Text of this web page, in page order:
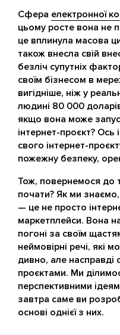
Сфера електронної
цьому росте вона не
це вплинула масова
також внесла свій
безліч супутніх
своїм бізнесом в
вигідніше, ніж у
людині 80 000
якщо вона може
інтернет-проєкт? Ось
свого інтернет-
пожежну безпеку,
Тож, повернемося до
почати? Як ми
— це не просто
маркетплейси. Вона
погоні за своїм
неймовірні речі, які
дивно, але насправді
проєктами. Ми
перспективними
завтра саме ви
основі однієї з них.